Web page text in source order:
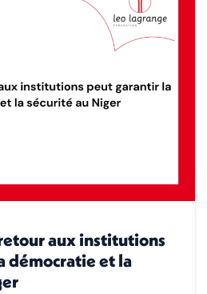
aux institutions
démocratie et la